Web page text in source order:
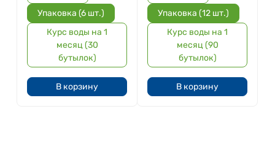
Упаковка (6 шт.)
Курс воды на 1
месяц (30
бутылок)
В корзину
Упаковка (12 шт.)
Курс воды на 1
месяц (90
бутылок)
В корзину